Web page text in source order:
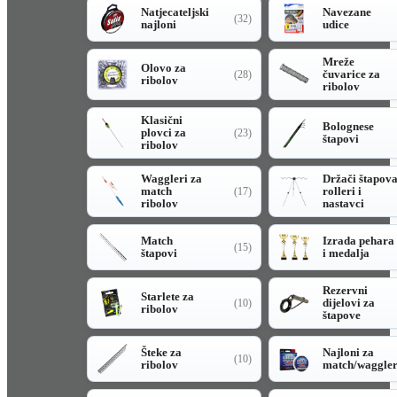
Natjecateljski
najloni
(32)
Navezane
udice
Olovo za
ribolov
(28)
Mreže
čuvarice za
ribolov
Klasični
plovci za
ribolov
(23)
Bolognese
štapovi
Waggleri za
match
ribolov
(17)
Držači štapova
rolleri i
nastavci
Match
štapovi
(15)
Izrada pehara
i medalja
Starlete za
ribolov
(10)
Rezervni
dijelovi za
štapove
Šteke za
ribolov
(10)
Najloni za
match/waggler